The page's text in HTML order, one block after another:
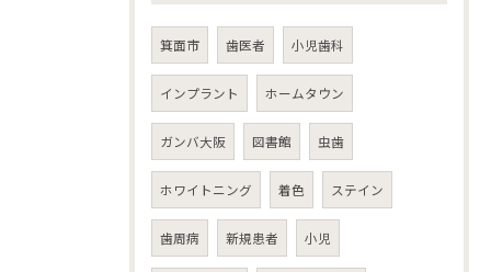
箕面市 歯医者 小児歯科
インプラント ホームタウン
ガンバ大阪 図書館 虫歯
ホワイトニング 着色 ステイン
歯周病 新規患者 小児